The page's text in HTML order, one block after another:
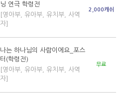
닝 연극 학령전
[영아부, 유아부, 유치부, 사역
자]
2,000캐쉬
나는 하나님의 사람이에요_포스
터(학령전)
[영아부, 유아부, 유치부, 사역
자]
무료